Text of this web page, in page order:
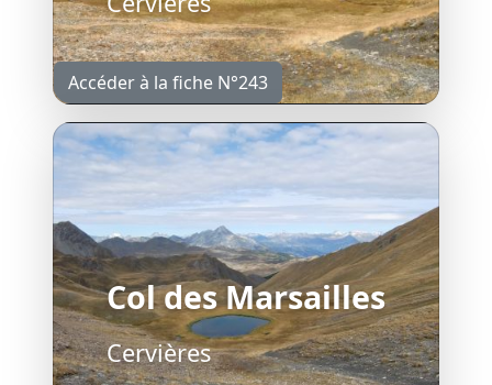
Accéder à la fiche N°243
Col des Marsailles
Cervières